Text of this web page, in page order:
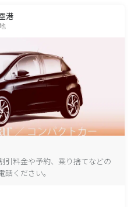
港
引料金や予約、乗り捨てなどの
ください。